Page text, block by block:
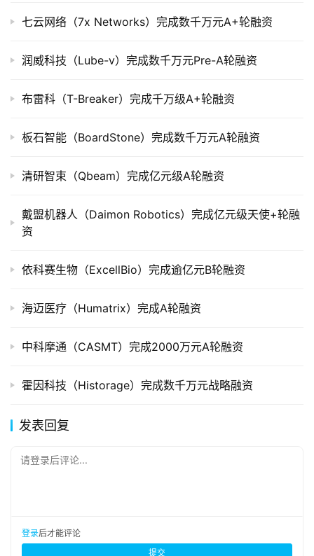
投
据
创
学
七云网络（7x Networks）完成数千万元A+轮融资
润威科技（Lube-v）完成数千万元Pre-A轮融资
布雷科（T-Breaker）完成千万级A+轮融资
板石智能（BoardStone）完成数千万元A轮融资
清研智束（Qbeam）完成亿元级A轮融资
戴盟机器人（Daimon Robotics）完成亿元级天使+轮融
资
依科赛生物（ExcellBio）完成逾亿元B轮融资
海迈医疗（Humatrix）完成A轮融资
中科摩通（CASMT）完成2000万元A轮融资
霍因科技（Historage）完成数千万元战略融资
发表回复
请登录后评论...
登录后才能评论
提交